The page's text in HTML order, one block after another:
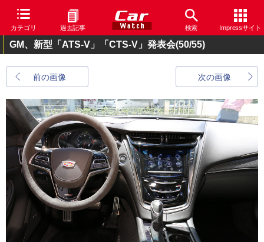
カテゴリ 過去記事 検索 Impressサイト
GM、新型「ATS-V」「CTS-V」発表会(50/55)
前の画像 次の画像